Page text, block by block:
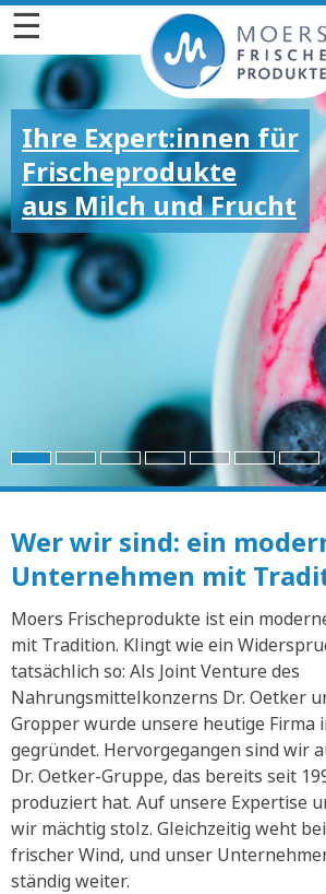
☰
Ihre Expert:innen für
Frischeprodukte
aus Milch und Frucht
Wer wir sind: ein
Unternehmen mit
Moers Frischeprodukte ist ein
mit Tradition. Klingt wie ein
tatsächlich so: Als Joint Venture des
Nahrungsmittelkonzerns Dr. Oetker
Gropper wurde unsere heutige Firma
gegründet. Hervorgegangen sind wir
Dr. Oetker-Gruppe, das bereits seit
produziert hat. Auf unsere Expertise
wir mächtig stolz. Gleichzeitig weht
frischer Wind, und unser
ständig weiter.